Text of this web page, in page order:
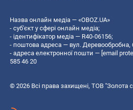
Назва онлайн медіа — «OBOZ.UA»
- суб'єкт у сфері онлайн медіа;
- ідентифікатор медіа — R40-06156;
- поштова адреса — вул. Деревообробна,
- адреса електронної пошти — [email
585 46 20
© 2026 Всі права захищені, ТОВ "Золота